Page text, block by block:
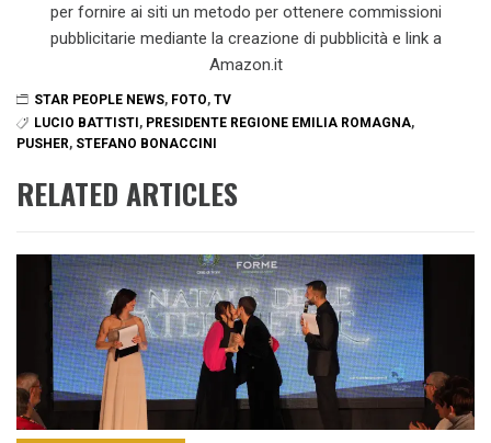
per fornire ai siti un metodo per ottenere commissioni
pubblicitarie mediante la creazione di pubblicità e link a
Amazon.it
STAR PEOPLE NEWS, FOTO, TV
LUCIO BATTISTI, PRESIDENTE REGIONE EMILIA ROMAGNA,
PUSHER, STEFANO BONACCINI
RELATED ARTICLES